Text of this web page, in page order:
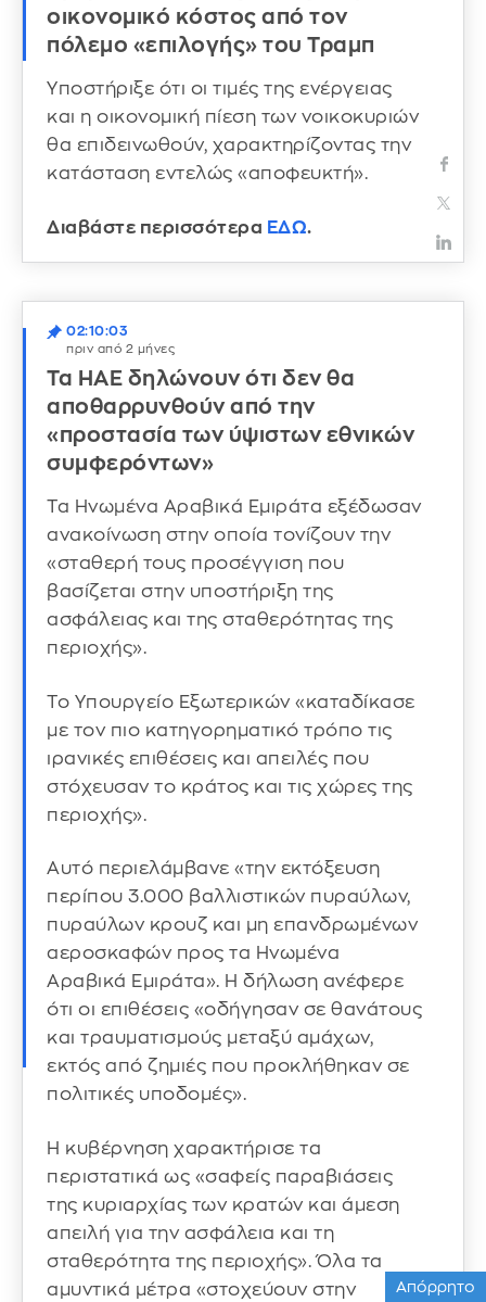
οικονομικό κόστος από τον
πόλεμο «επιλογής» του Τραμπ
Υποστήριξε ότι οι τιμές της ενέργειας
και η οικονομική πίεση των νοικοκυριών
θα επιδεινωθούν, χαρακτηρίζοντας την
κατάσταση εντελώς «αποφευκτή».
Διαβάστε περισσότερα ΕΔΩ.
02:10:03
πριν από 2 μήνες
Τα ΗΑΕ δηλώνουν ότι δεν θα
αποθαρρυνθούν από την
«προστασία των ύψιστων εθνικών
συμφερόντων»
Τα Ηνωμένα Αραβικά Εμιράτα εξέδωσαν
ανακοίνωση στην οποία τονίζουν την
«σταθερή τους προσέγγιση που
βασίζεται στην υποστήριξη της
ασφάλειας και της σταθερότητας της
περιοχής».
Το Υπουργείο Εξωτερικών «καταδίκασε
με τον πιο κατηγορηματικό τρόπο τις
ιρανικές επιθέσεις και απειλές που
στόχευσαν το κράτος και τις χώρες της
περιοχής».
Αυτό περιελάμβανε «την εκτόξευση
περίπου 3.000 βαλλιστικών πυραύλων,
πυραύλων κρουζ και μη επανδρωμένων
αεροσκαφών προς τα Ηνωμένα
Αραβικά Εμιράτα». Η δήλωση ανέφερε
ότι οι επιθέσεις «οδήγησαν σε θανάτους
και τραυματισμούς μεταξύ αμάχων,
εκτός από ζημιές που προκλήθηκαν σε
πολιτικές υποδομές».
Η κυβέρνηση χαρακτήρισε τα
περιστατικά ως «σαφείς παραβιάσεις
της κυριαρχίας των κρατών και άμεση
απειλή για την ασφάλεια και τη
σταθερότητα της περιοχής». Όλα τα
αμυντικά μέτρα «στοχεύουν στην
Απόρρητο